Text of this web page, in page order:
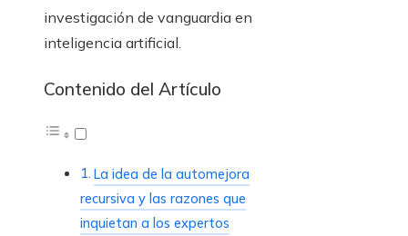
investigación de vanguardia en
inteligencia artificial.
Contenido del Artículo
La idea de la automejora
recursiva y las razones que
inquietan a los expertos